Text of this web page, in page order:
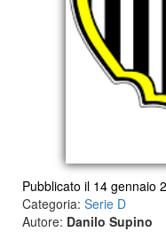
Pubblicato il 14 gennaio
Categoria: Serie D
Autore: Danilo Supino